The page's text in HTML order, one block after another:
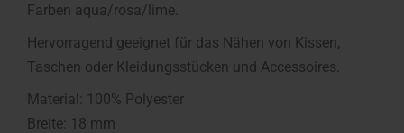
Farben aqua/rosa/lime.
Hervorragend geeignet für das Nähen von Kissen,
Taschen oder Kleidungsstücken und Accessoires.
Material: 100% Polyester
Breite: 18 mm